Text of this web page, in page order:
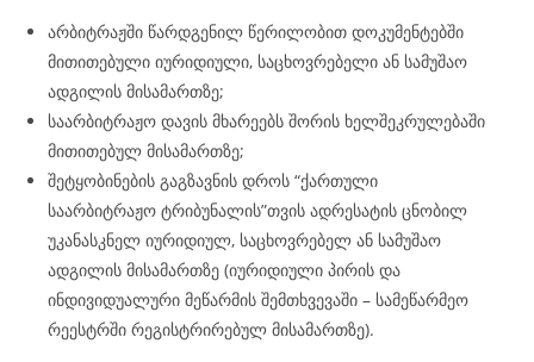
არბიტრაჟში წარდგენილ წერილობით დოკუმენტებში
მითითებული იურიდიული, საცხოვრებელი ან სამუშაო
ადგილის მისამართზე;
საარბიტრაჟო დავის მხარეებს შორის ხელშეკრულებაში
მითითებულ მისამართზე;
შეტყობინების გაგზავნის დროს “ქართული
საარბიტრაჟო ტრიბუნალის”თვის ადრესატის ცნობილ
უკანასკნელ იურიდიულ, საცხოვრებელ ან სამუშაო
ადგილის მისამართზე (იურიდიული პირის და
ინდივიდუალური მეწარმის შემთხვევაში – სამეწარმეო
რეესტრში რეგისტრირებულ მისამართზე).